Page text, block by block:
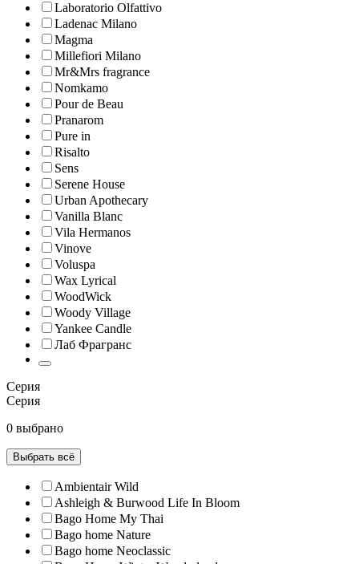
Laboratorio Olfattivo
Ladenac Milano
Magma
Millefiori Milano
Mr&Mrs fragrance
Nomkamo
Pour de Beau
Pranarom
Pure in
Risalto
Sens
Serene House
Urban Apothecary
Vanilla Blanc
Vila Hermanos
Vinove
Voluspa
Wax Lyrical
WoodWick
Woody Village
Yankee Candle
Лаб Фрагранс
Серия
Серия
0 выбрано
Выбрать всё
Ambientair Wild
Ashleigh & Burwood Life In Bloom
Bago Home My Thai
Bago home Nature
Bago home Neoclassic